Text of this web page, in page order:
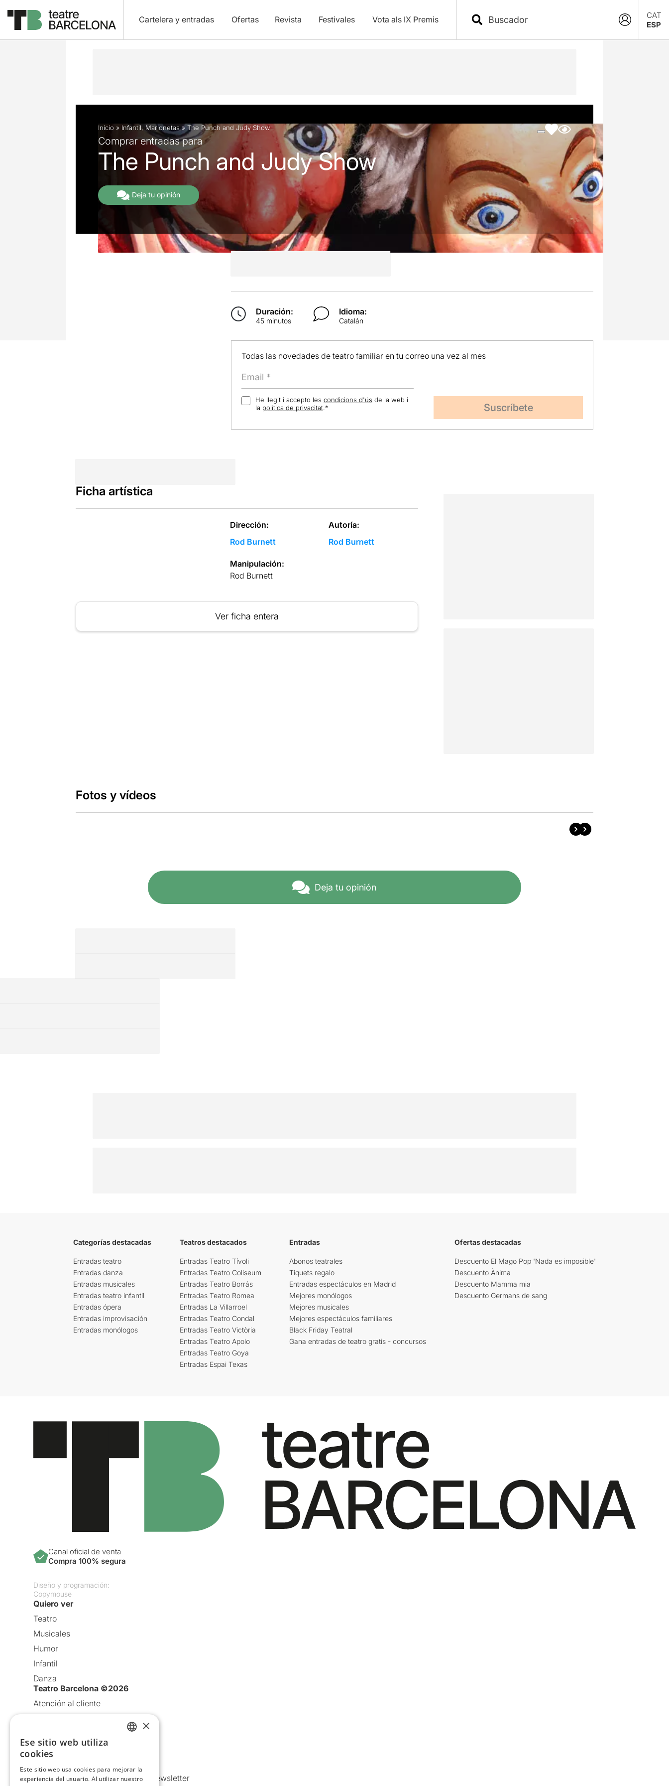
Cartelera y entradas Ofertas Revista Festivales Vota als IX Premis
CAT
ESP
Descripción Ficha artística Fotos y vídeos
Inicio » Infantil, Marionetas» The Punch and Judy Show
Comprar entradas para
The Punch and Judy Show
Deja tu opinión
Duración:
45 minutos
Idioma:
Catalán
Todas las novedades de teatro familiar en tu correo una vez al mes
He llegit i accepto les condicions d'ús de la web i
la política de privacitat.*
Ficha artística
Dirección:
Rod Burnett
Autoría:
Rod Burnett
Manipulación:
Rod Burnett
Ver ficha entera
Fotos y vídeos
Deja tu opinión
Categorías destacadas
Entradas teatro
Entradas danza
Entradas musicales
Entradas teatro infantil
Entradas ópera
Entradas improvisación
Entradas monólogos
Teatros destacados
Entradas Teatro Tívoli
Entradas Teatro Coliseum
Entradas Teatro Borrás
Entradas Teatro Romea
Entradas La Villarroel
Entradas Teatro Condal
Entradas Teatro Victòria
Entradas Teatro Apolo
Entradas Teatro Goya
Entradas Espai Texas
Entradas
Abonos teatrales
Tiquets regalo
Entradas espectáculos en Madrid
Mejores monólogos
Mejores musicales
Mejores espectáculos familiares
Black Friday Teatral
Gana entradas de teatro gratis - concursos
Ofertas destacadas
Descuento El Mago Pop 'Nada es imposible'
Descuento Ànima
Descuento Mamma mia
Descuento Germans de sang
Canal oficial de venta
Compra 100% segura
Diseño y programación:
Copymouse
Quiero ver
Teatro
Musicales
Humor
Infantil
Danza
Teatro Barcelona ©2026
Atención al cliente
Política de Cookies
Comunicaciones comerciales y Newsletter
×
Ese sitio web utiliza
cookies
Este sitio web usa cookies para mejorar la
experiencia del usuario. Al utilizar nuestro